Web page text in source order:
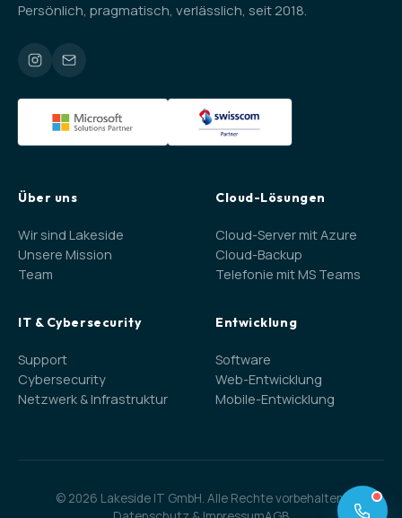
Persönlich, pragmatisch, verlässlich, seit 2018.
Über uns
Wir sind Lakeside
Unsere Mission
Team
Cloud-Lösungen
Cloud-Server mit Azure
Cloud-Backup
Telefonie mit MS Teams
IT & Cybersecurity
Support
Cybersecurity
Netzwerk & Infrastruktur
Entwicklung
Software
Web-Entwicklung
Mobile-Entwicklung
© 2026 Lakeside IT GmbH. Alle Rechte vorbehalten.